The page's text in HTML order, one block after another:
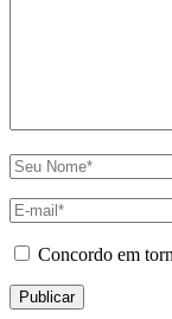
Concordo em